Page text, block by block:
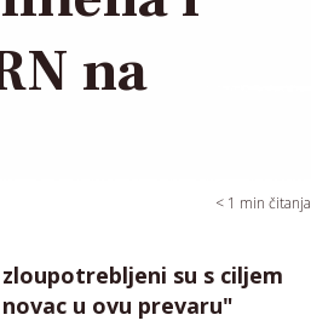
na
< 1 min čitanja
su s ciljem
u ovu prevaru"